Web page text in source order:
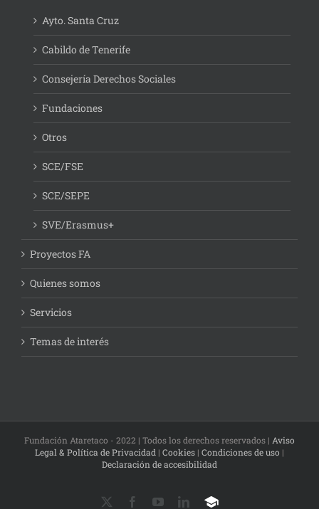
Ayto. Santa Cruz
Cabildo de Tenerife
Consejería Derechos Sociales
Fundaciones
Otros
SCE/FSE
SCE/SEPE
SVE/Erasmus+
Proyectos FA
Quienes somos
Servicios
Temas de interés
Fundación Ataretaco - 2022 | Todos los derechos reservados | Aviso
Legal & Política de Privacidad | Cookies | Condiciones de uso |
Declaración de accesibilidad
FacebookYouTubeLinkedIn
Campus